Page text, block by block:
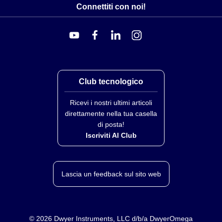
Connettiti con noi!
Club tecnologico
Ricevi i nostri ultimi articoli
direttamente nella tua casella
di posta!
Iscriviti Al Club
Lascia un feedback sul sito web
© 2026 Dwyer Instruments, LLC d/b/a DwyerOmega